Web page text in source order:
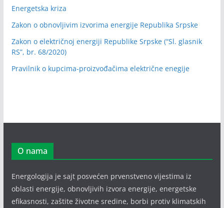
Energetska kriza
Zakon o obnovljivim izvorima energije Republika Srpske
Zakon o električnoj energiji Republike Srpske (“Sl. glasnik
RS”, br. 68/2020)
Pravilnik o kupcima-proizvođačima električne enegije
O nama
Energologija je sajt posvećen prvenstveno vijestima iz
oblasti energije, obnovljivih izvora energije, energetske
efikasnosti, zaštite životne sredine, borbi protiv klimatskih